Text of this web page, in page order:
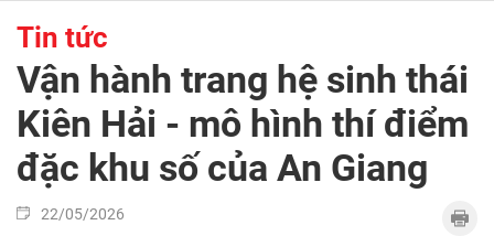
Tin tức
Vận hành trang hệ sinh thái
Kiên Hải - mô hình thí điểm
đặc khu số của An Giang
22/05/2026